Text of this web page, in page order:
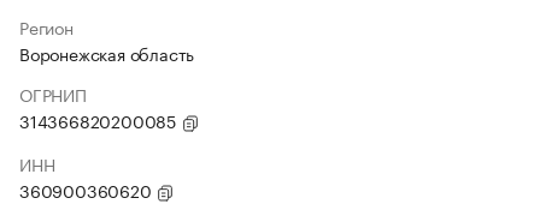
Регион
Воронежская область
ОГРНИП
314366820200085
ИНН
360900360620